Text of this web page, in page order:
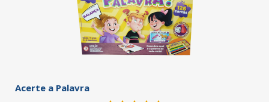
Acerte a Palavra